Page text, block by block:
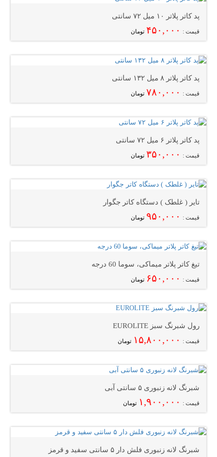
پد کاتر پلاتر ۱۰ میل ۷۲ سانتی
قیمت : ۴۵۰,۰۰۰ تومان
پد کاتر پلاتر ۸ میل ۱۳۲ سانتی
قیمت : ۷۸۰,۰۰۰ تومان
پد کاتر پلاتر ۶ میل ۷۲ سانتی
قیمت : ۳۵۰,۰۰۰ تومان
تایر ( غلطک ) دستگاه کاتر جگوار
قیمت : ۹۵۰,۰۰۰ تومان
تیغ کاتر پلاتر میماکی، سوما 60 درجه
قیمت : ۶۵۰,۰۰۰ تومان
رول شبرنگ سبز EUROLITE
قیمت : ۱۵,۸۰۰,۰۰۰ تومان
شبرنگ لانه زنبوری ۵ سانتی آبی
قیمت : ۱,۹۰۰,۰۰۰ تومان
شبرنگ لانه زنبوری فلش دار ۵ سانتی سفید و قرمز